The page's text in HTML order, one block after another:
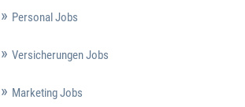
Personal Jobs
Versicherungen Jobs
Marketing Jobs